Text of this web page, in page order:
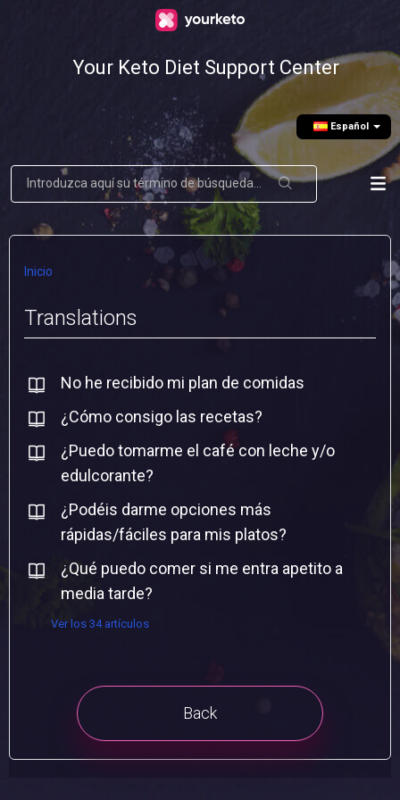
Your Keto Diet Support Center
Еspañol
Inicio
Translations
No he recibido mi plan de comidas
¿Cómo consigo las recetas?
¿Puedo tomarme el café con leche y/o
edulcorante?
¿Podéis darme opciones más
rápidas/fáciles para mis platos?
¿Qué puedo comer si me entra apetito a
media tarde?
Ver los 34 artículos
Back